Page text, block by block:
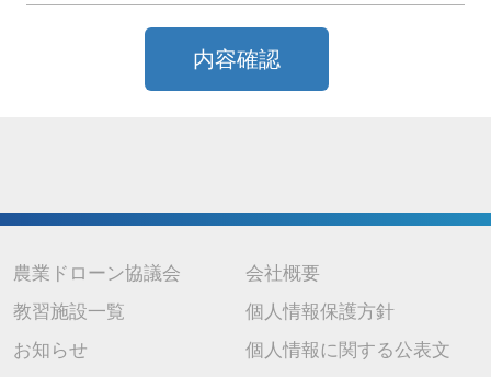
当社に対してご自身の個人情報の開示等（利用目的の通知、開示、内容
または、第三者提供記録の開示の請求を、下記の当社問合わせ窓口に申
し出ることができます。その際、当社はお客様ご本人を確認させていた
だいたうえで、合理的な期間内に対応いたします。
7. 個人情報を提供されることの任意性について
当社に個人情報を提供されるかどうかは任意です。 ただし、ご提供 い
内容確認
農業ドローン協議会
教習施設一覧
お知らせ
会社概要
個人情報保護方針
個人情報に関する公表文